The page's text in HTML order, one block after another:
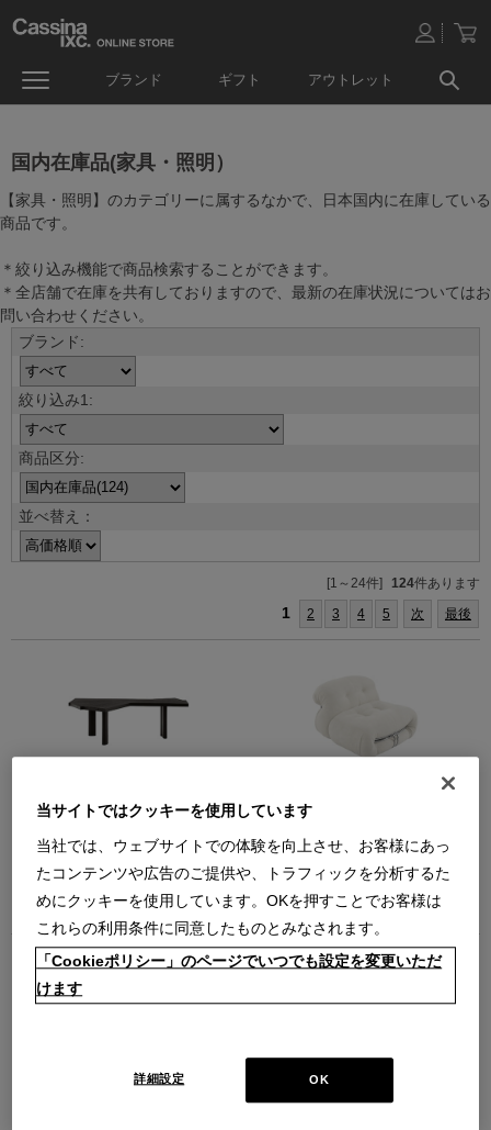
ブランド ギフト アウトレット
国内在庫品(家具・照明）
【家具・照明】のカテゴリーに属するなかで、日本国内に在庫している
商品です。
＊絞り込み機能で商品検索することができます。
＊全店舗で在庫を共有しておりますので、最新の在庫状況についてはお
問い合わせください。
並べ替え：
[1～24件] 124件あります
1 2 3 4 5 次 最後
（W2350xD1570xH730 ブラック
【在庫色】）
ヴェンタリオ テーブル
【在庫品】
￥3,047,000
在庫：在庫なし
NABUK13Z500）1P
【在庫品】
￥2,376,000
在庫：在庫あり
当サイトではクッキーを使用しています
当社では、ウェブサイトでの体験を向上させ、お客様にあっ
たコンテンツや広告のご提供や、トラフィックを分析するた
めにクッキーを使用しています。OKを押すことでお客様は
これらの利用条件に同意したものとみなされます。
「Cookieポリシー」のページでいつでも設定を変更いただ
けます
OK
詳細設定